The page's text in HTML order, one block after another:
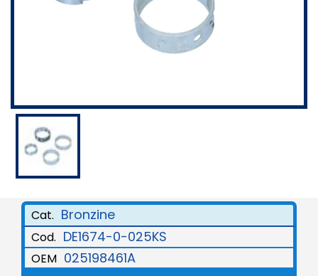
Cat. Bronzine
Cod. DE1674-0-025KS
OEM 025198461A